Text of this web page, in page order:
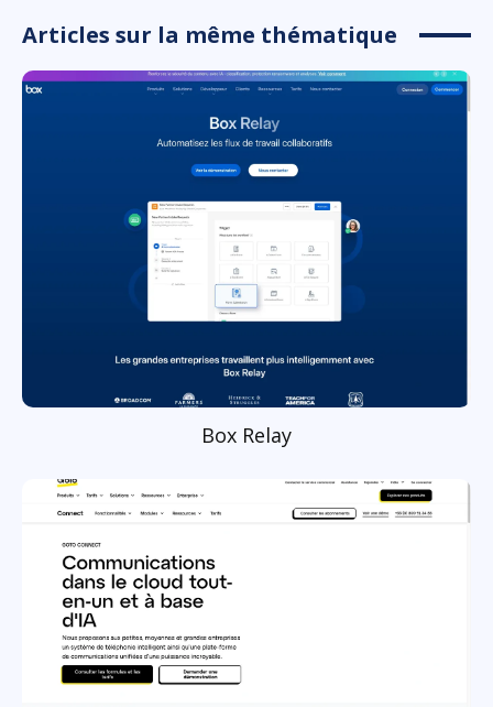
Articles sur la même thématique
Box Relay